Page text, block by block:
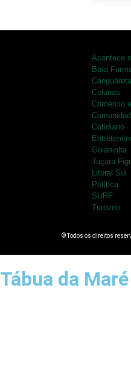
Acontece
Baía
Colunas
Comércio
Cotidiano
Goianinha
Juçara
Litoral Sul
Política
SURF
Turismo
© Todos os direitos
Tábua da Maré